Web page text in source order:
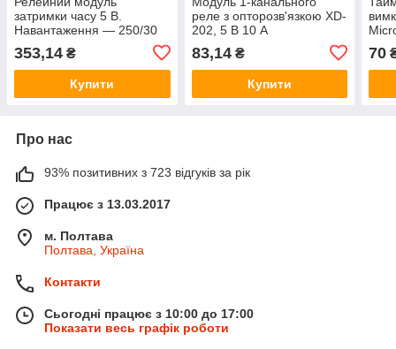
затримки часу 5 В.
Навантаження — 250/30
секунда ~ 999 хвилин.
Двоканальне
353,14 ₴
Купити
реле з опторозв'язкою XD-
202, 5 В 10 A
83,14₴
Купити
70
Про нас
93% позитивних з 723 відгуків за рік
Працює з 13.03.2017
м. Полтава
Полтава, Україна
Контакти
Сьогодні працює з 10:00 до 17:00
Показати весь графік роботи